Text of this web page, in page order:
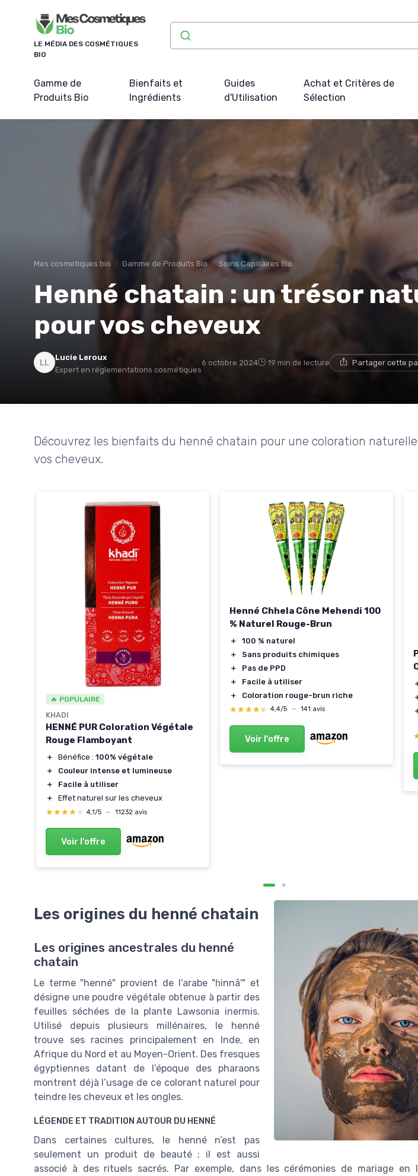
LE MÉDIA DES COSMÉTIQUES
BIO
Gamme de
Produits Bio
Bienfaits et
Ingrédients
Guides
d'Utilisation
Achat et Critères de
Sélection
Mes cosmetiques bio Gamme de Produits Bio Soins Capillaires Bio
Henné chatain : un trésor
pour vos cheveux
Lucie Leroux
Expert en réglementations cosmétiques
6 octobre 2024 19 min de lecture Partager cette
Découvrez les bienfaits du henné chatain pour une coloration
vos cheveux.
🔥 POPULAIRE
KHADI
HENNÉ PUR Coloration Végétale
Rouge Flamboyant
＋ Bénéfice : 100% végétale
＋
Couleur intense et lumineuse
＋
Facile à utiliser
＋
Effet naturel sur les cheveux
★★★★★
★★★★★ 4,1/5 — 11232 avis
Voir l'offre
Henné Chhela Cône Mehendi 100
% Naturel Rouge-Brun
＋
100 % naturel
＋
Sans produits chimiques
＋
Pas de PPD
＋
Facile à utiliser
＋
Coloration rouge-brun riche
★★★★★
★★★★★ 4,4/5 — 141 avis
Voir l'offre
Les origines du henné chatain
Les origines ancestrales du henné
chatain
Le terme "henné" provient de l’arabe "ḥinnā'" et
désigne une poudre végétale obtenue à partir des
feuilles séchées de la plante Lawsonia inermis.
Utilisé depuis plusieurs millénaires, le henné
trouve ses racines principalement en Inde, en
Afrique du Nord et au Moyen-Orient. Des fresques
égyptiennes datant de l’époque des pharaons
montrent déjà l’usage de ce colorant naturel pour
teindre les cheveux et les ongles.
LÉGENDE ET TRADITION AUTOUR DU HENNÉ
Dans certaines cultures, le henné n’est pas
seulement un produit de beauté ; il est aussi
associé à des rituels sacrés. Par exemple, dans les cérémonies de mariage en